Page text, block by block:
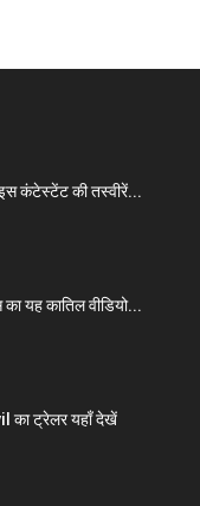
कंटेस्टेंट की तस्वीरें...
यह कातिल वीडियो...
का ट्रेलर यहाँ देखें